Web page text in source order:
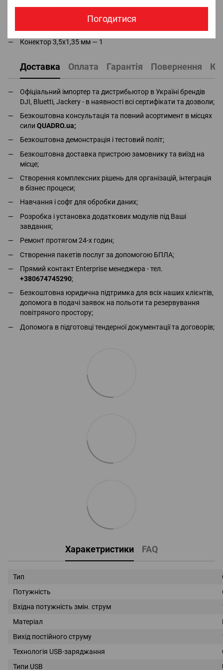
Погодитися
Конектор 3,5х1,35 мм — 1
Доставка Оплата Гарантія Повернення
Офіціальний імпортер та дистрибьютор в Україні брендів
DJI, Bluetti, Jackery - в наявності всі сертифікати та дозволи;
Безкоштовна консультація та повний асортимент в місцях
сили QUADRO.ua;
Безкоштовна демонстрація і тестовий політ;
Безкоштовна доставка пристрою замовнику та виїзд на
місце;
Створення комплексних рішень для організацій, інтеграція
в бізнес процеси;
Навчання і софт для обробки даних;
Розробка і установка додаткових модулів під Ваші
завдання;
Ремонт протягом 24-х годин;
Створення пакетів послуг за допомогою БПЛА;
Прямий контакт Enterprise менеджера - тел.
+380674745290;
Безкоштовна юридична підтримка для всіх наших клієнтів,
допомога в подачі заявок на польоти та резервування
повітряного простору;
Допомога в підготовці тендерної документації та договорів;
Харакетристики FAQ
Тип
Потужність
Вхідна потужність змін. струм
Матеріал
Вихід постійного струму
Технологія USB-заряджання
Типи USB